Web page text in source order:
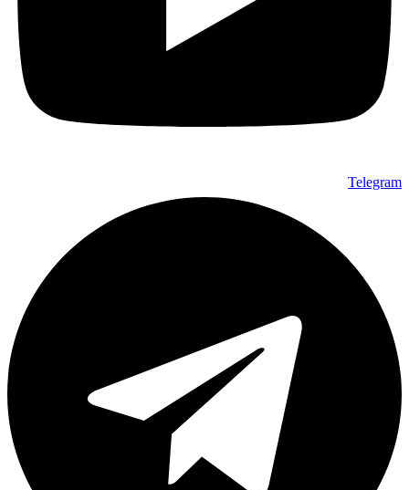
Telegram